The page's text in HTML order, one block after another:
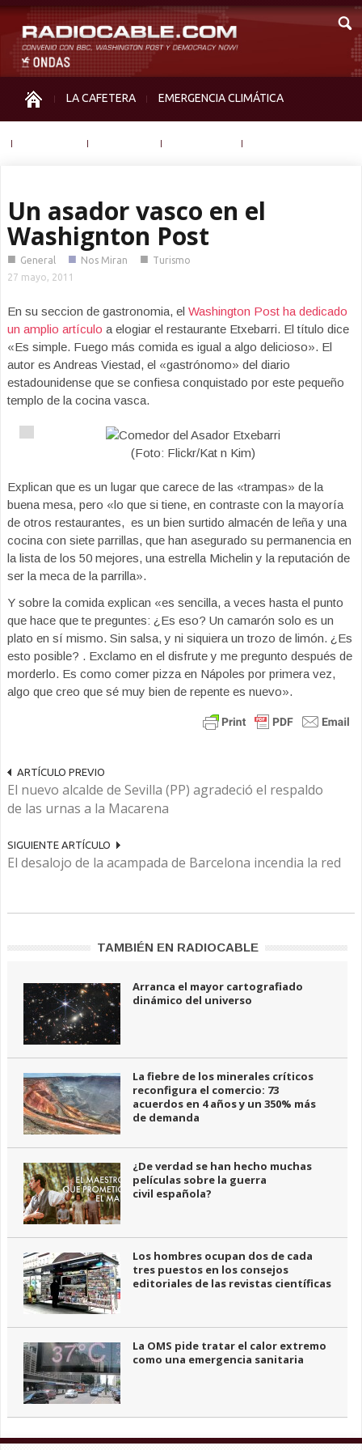
LA CAFETERA EMERGENCIA CLIMÁTICA
Un asador vasco en el
Washignton Post
■ General ■ Nos Miran ■ Turismo
27 mayo, 2011
En su seccion de gastronomia, el Washington Post ha dedicado
un amplio artículo a elogiar el restaurante Etxebarri. El título dice
«Es simple. Fuego más comida es igual a algo delicioso». El
autor es Andreas Viestad, el «gastrónomo» del diario
estadounidense que se confiesa conquistado por este pequeño
templo de la cocina vasca.
(Foto: Flickr/Kat n Kim)
Explican que es un lugar que carece de las «trampas» de la
buena mesa, pero «lo que si tiene, en contraste con la mayoría
de otros restaurantes, es un bien surtido almacén de leña y una
cocina con siete parrillas, que han asegurado su permanencia en
la lista de los 50 mejores, una estrella Michelin y la reputación de
ser la meca de la parrilla».
Y sobre la comida explican «es sencilla, a veces hasta el punto
que hace que te preguntes: ¿Es eso? Un camarón solo es un
plato en sí mismo. Sin salsa, y ni siquiera un trozo de limón. ¿Es
esto posible? . Exclamo en el disfrute y me pregunto después de
morderlo. Es como comer pizza en Nápoles por primera vez,
algo que creo que sé muy bien de repente es nuevo».
ARTÍCULO PREVIO
El nuevo alcalde de Sevilla (PP) agradeció el respaldo
de las urnas a la Macarena
SIGUIENTE ARTÍCULO
El desalojo de la acampada de Barcelona incendia la red
TAMBIÉN EN RADIOCABLE
Arranca el mayor cartografiado
dinámico del universo
La fiebre de los minerales críticos
reconfigura el comercio: 73
acuerdos en 4 años y un 350% más
de demanda
¿De verdad se han hecho muchas
películas sobre la guerra
civil española?
Los hombres ocupan dos de cada
tres puestos en los consejos
editoriales de las revistas científicas
La OMS pide tratar el calor extremo
como una emergencia sanitaria